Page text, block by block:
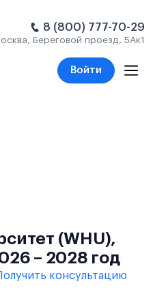
8 (800) 777-70-29
Береговой проезд, 5Ак1
Войти
(WHU),
– 2028 год
консультацию